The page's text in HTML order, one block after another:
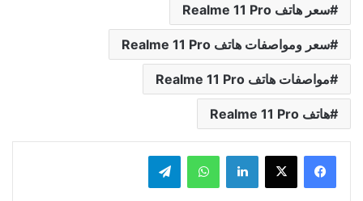
سعر هاتف Realme 11 Pro
سعر ومواصفات هاتف Realme 11 Pro
مواصفات هاتف Realme 11 Pro
هاتف Realme 11 Pro
لينكدإن واتساب